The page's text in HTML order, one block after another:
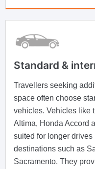
Standard &
Travellers seeking
space often choose
vehicles. Vehicles like
Altima, Honda Accord
suited for longer
destinations such as
Sacramento. They